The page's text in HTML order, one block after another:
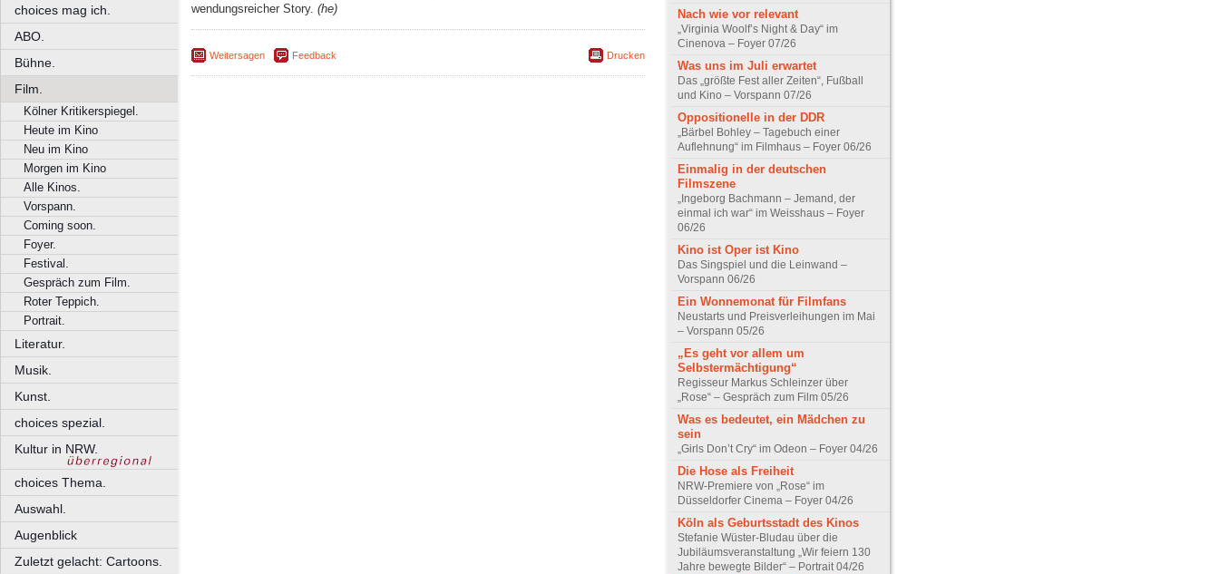
choices mag ich.
ABO.
Bühne.
Film.
Kölner Kritikerspiegel.
Heute im Kino
Neu im Kino
Morgen im Kino
Alle Kinos.
Vorspann.
Coming soon.
Foyer.
Festival.
Gespräch zum Film.
Roter Teppich.
Portrait.
Literatur.
Musik.
Kunst.
choices spezial.
Kultur in NRW.
choices Thema.
Auswahl.
Augenblick
Zuletzt gelacht: Cartoons.
wendungsreicher Story. (he)
Weitersagen Feedback Drucken
Nach wie vor relevant
„Virginia Woolf’s Night & Day“ im
Cinenova – Foyer 07/26
Was uns im Juli erwartet
Das „größte Fest aller Zeiten“, Fußball
und Kino – Vorspann 07/26
Oppositionelle in der DDR
„Bärbel Bohley – Tagebuch einer
Auflehnung“ im Filmhaus – Foyer 06/26
Einmalig in der deutschen
Filmszene
„Ingeborg Bachmann – Jemand, der
einmal ich war“ im Weisshaus – Foyer
06/26
Kino ist Oper ist Kino
Das Singspiel und die Leinwand –
Vorspann 06/26
Ein Wonnemonat für Filmfans
Neustarts und Preisverleihungen im Mai
– Vorspann 05/26
„Es geht vor allem um
Selbstermächtigung“
Regisseur Markus Schleinzer über
„Rose“ – Gespräch zum Film 05/26
Was es bedeutet, ein Mädchen zu
sein
„Girls Don’t Cry“ im Odeon – Foyer 04/26
Die Hose als Freiheit
NRW-Premiere von „Rose“ im
Düsseldorfer Cinema – Foyer 04/26
Köln als Geburtsstadt des Kinos
Stefanie Wüster-Bludau über die
Jubiläumsveranstaltung „Wir feiern 130
Jahre bewegte Bilder“ – Portrait 04/26